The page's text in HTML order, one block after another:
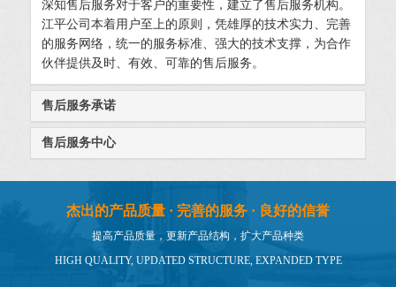
深知售后服务对于客户的重要性，建立了售后服务机构。
江平公司本着用户至上的原则，凭雄厚的技术实力、完善
的服务网络，统一的服务标准、强大的技术支撑，为合作
伙伴提供及时、有效、可靠的售后服务。
售后服务承诺
售后服务中心
杰出的产品质量 · 完善的服务 · 良好的信誉
提高产品质量，更新产品结构，扩大产品种类
HIGH QUALITY, UPDATED STRUCTURE, EXPANDED TYPE